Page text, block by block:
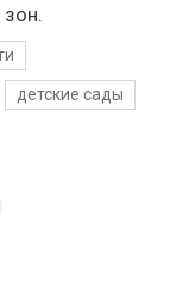
детские сады